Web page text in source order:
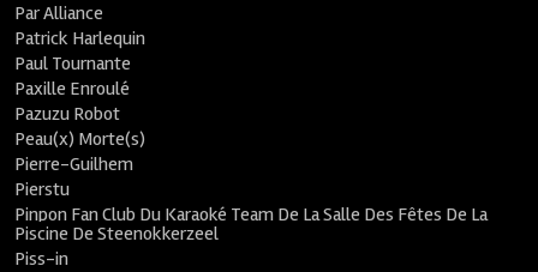
Par Alliance
Patrick Harlequin
Paul Tournante
Paxille Enroulé
Pazuzu Robot
Peau(x) Morte(s)
Pierre-Guilhem
Pierstu
Pinpon Fan Club Du Karaoké Team De La Salle Des Fêtes De La
Piscine De Steenokkerzeel
Piss-in